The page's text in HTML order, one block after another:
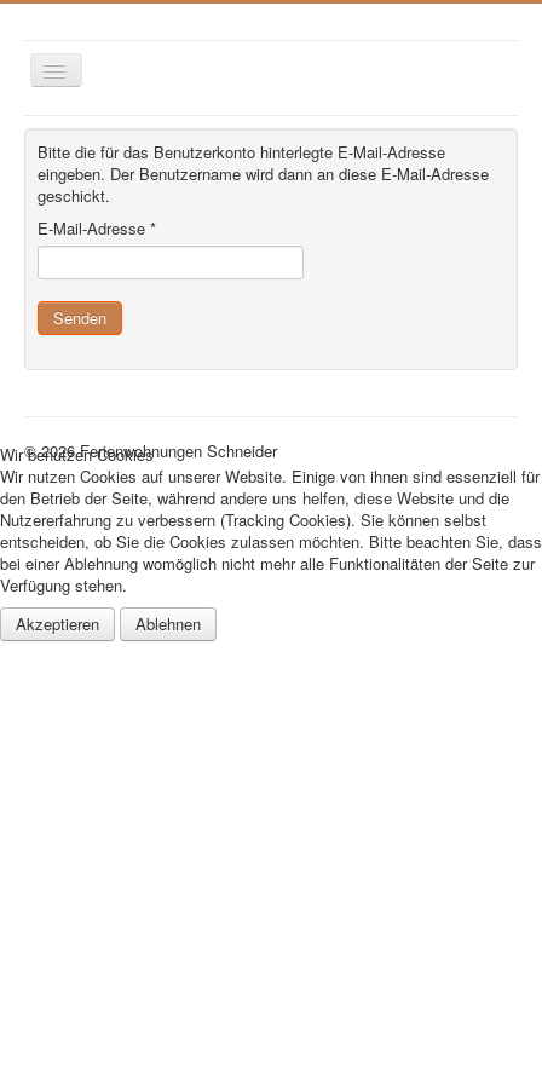
Toggle
Navigation
Startseite
Wohnungen Anfahrt
Umgebung
Impressum
Datenschutz
Bitte die für das Benutzerkonto hinterlegte E-Mail-Adresse
eingeben. Der Benutzername wird dann an diese E-Mail-Adresse
geschickt.
E-Mail-Adresse *
Senden
© 2026 Ferienwohnungen Schneider
Wir benutzen Cookies
Wir nutzen Cookies auf unserer Website. Einige von ihnen sind essenziell für
den Betrieb der Seite, während andere uns helfen, diese Website und die
Nutzererfahrung zu verbessern (Tracking Cookies). Sie können selbst
entscheiden, ob Sie die Cookies zulassen möchten. Bitte beachten Sie, dass
bei einer Ablehnung womöglich nicht mehr alle Funktionalitäten der Seite zur
Verfügung stehen.
Akzeptieren
Ablehnen